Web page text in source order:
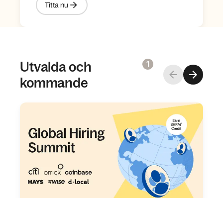
Titta nu
Utvalda och
kommande
1